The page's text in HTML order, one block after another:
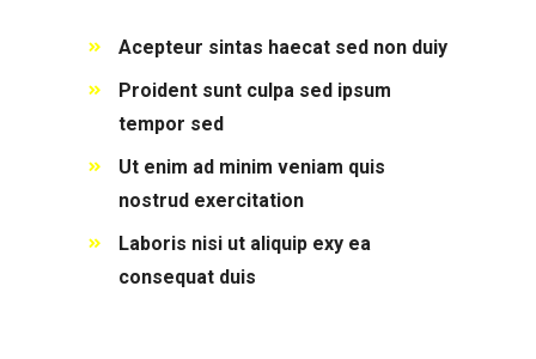
Acepteur sintas haecat sed non duiy
Proident sunt culpa sed ipsum
tempor sed
Ut enim ad minim veniam quis
nostrud exercitation
Laboris nisi ut aliquip exy ea
consequat duis